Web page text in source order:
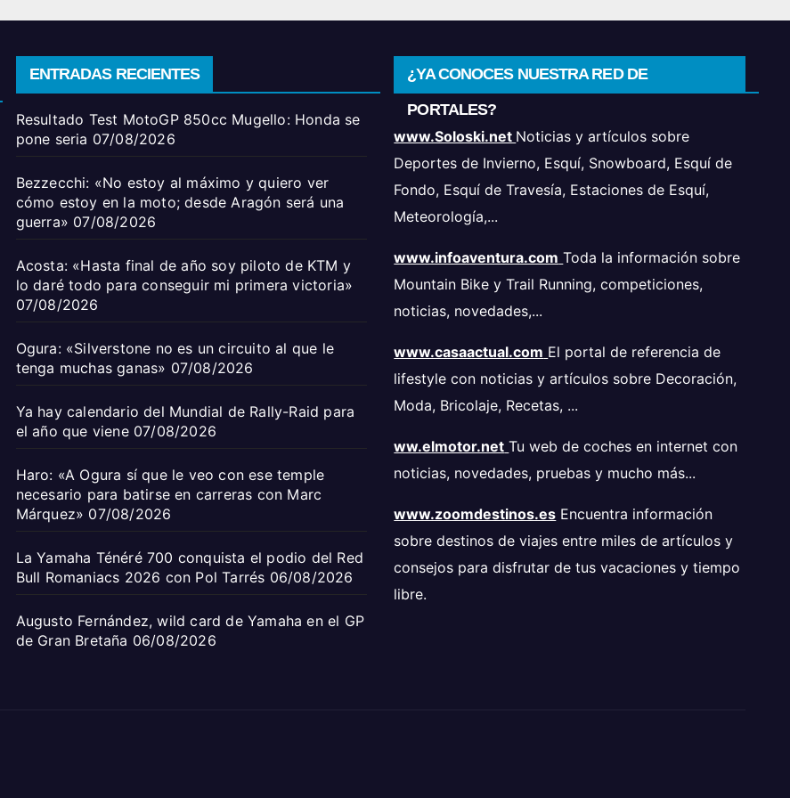
ENTRADAS RECIENTES
Resultado Test MotoGP 850cc Mugello: Honda se
pone seria 07/08/2026
Bezzecchi: «No estoy al máximo y quiero ver
cómo estoy en la moto; desde Aragón será una
guerra» 07/08/2026
Acosta: «Hasta final de año soy piloto de KTM y
lo daré todo para conseguir mi primera victoria»
07/08/2026
Ogura: «Silverstone no es un circuito al que le
tenga muchas ganas» 07/08/2026
Ya hay calendario del Mundial de Rally-Raid para
el año que viene 07/08/2026
Haro: «A Ogura sí que le veo con ese temple
necesario para batirse en carreras con Marc
Márquez» 07/08/2026
La Yamaha Ténéré 700 conquista el podio del Red
Bull Romaniacs 2026 con Pol Tarrés 06/08/2026
Augusto Fernández, wild card de Yamaha en el GP
de Gran Bretaña 06/08/2026
¿YA CONOCES NUESTRA RED DE
PORTALES?
www.Soloski.net Noticias y artículos sobre
Deportes de Invierno, Esquí, Snowboard, Esquí de
Fondo, Esquí de Travesía, Estaciones de Esquí,
Meteorología,...
www.infoaventura.com Toda la información sobre
Mountain Bike y Trail Running, competiciones,
noticias, novedades,...
www.casaactual.com El portal de referencia de
lifestyle con noticias y artículos sobre Decoración,
Moda, Bricolaje, Recetas, ...
ww.elmotor.net Tu web de coches en internet con
noticias, novedades, pruebas y mucho más...
www.zoomdestinos.es Encuentra información
sobre destinos de viajes entre miles de artículos y
consejos para disfrutar de tus vacaciones y tiempo
libre.